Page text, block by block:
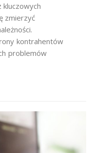
kluczowych
zmierzyć
kontrahentów
problemów